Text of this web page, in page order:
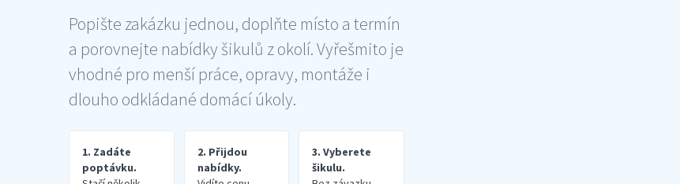
Popište zakázku jednou, doplňte místo a termín
a porovnejte nabídky šikulů z okolí. Vyřešmito je
vhodné pro menší práce, opravy, montáže i
dlouho odkládané domácí úkoly.
1. Zadáte
poptávku.
2. Přijdou
nabídky.
3. Vyberete
šikulu.